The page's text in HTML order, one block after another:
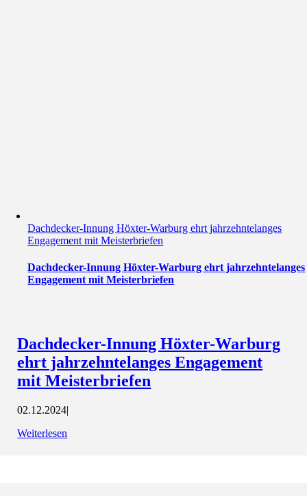
Dachdecker-Innung Höxter-Warburg ehrt jahrzehntelanges
Engagement mit Meisterbriefen
Dachdecker-Innung Höxter-Warburg ehrt jahrzehntelanges
Engagement mit Meisterbriefen
Dachdecker-Innung Höxter-Warburg
ehrt jahrzehntelanges Engagement
mit Meisterbriefen
02.12.2024|
Weiterlesen